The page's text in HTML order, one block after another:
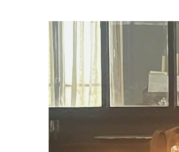
View
Larger
Image